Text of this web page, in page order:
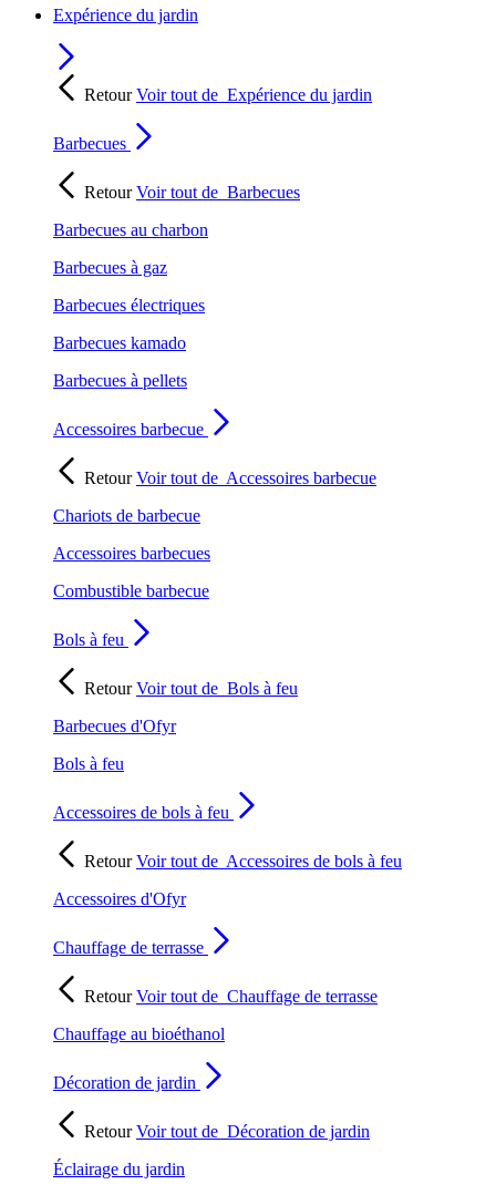
Expérience du jardin
RetourVoir tout de Expérience du jardin
Barbecues
RetourVoir tout de Barbecues
Barbecues au charbon
Barbecues à gaz
Barbecues électriques
Barbecues kamado
Barbecues à pellets
Accessoires barbecue
RetourVoir tout de Accessoires barbecue
Chariots de barbecue
Accessoires barbecues
Combustible barbecue
Bols à feu
RetourVoir tout de Bols à feu
Barbecues d'Ofyr
Bols à feu
Accessoires de bols à feu
RetourVoir tout de Accessoires de bols à feu
Accessoires d'Ofyr
Chauffage de terrasse
RetourVoir tout de Chauffage de terrasse
Chauffage au bioéthanol
Décoration de jardin
RetourVoir tout de Décoration de jardin
Éclairage du jardin